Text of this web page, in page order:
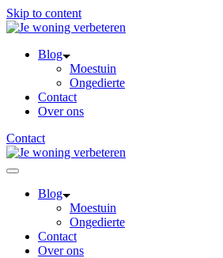
Skip to content
Blog
Moestuin
Ongedierte
Contact
Over ons
Contact
Blog
Moestuin
Ongedierte
Contact
Over ons